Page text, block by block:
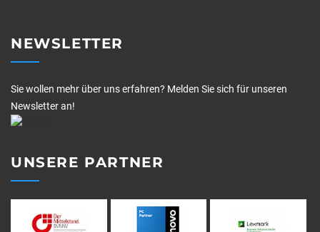
NEWSLETTER
Sie wollen mehr über uns erfahren? Melden Sie sich für unseren
Newsletter an!
UNSERE PARTNER